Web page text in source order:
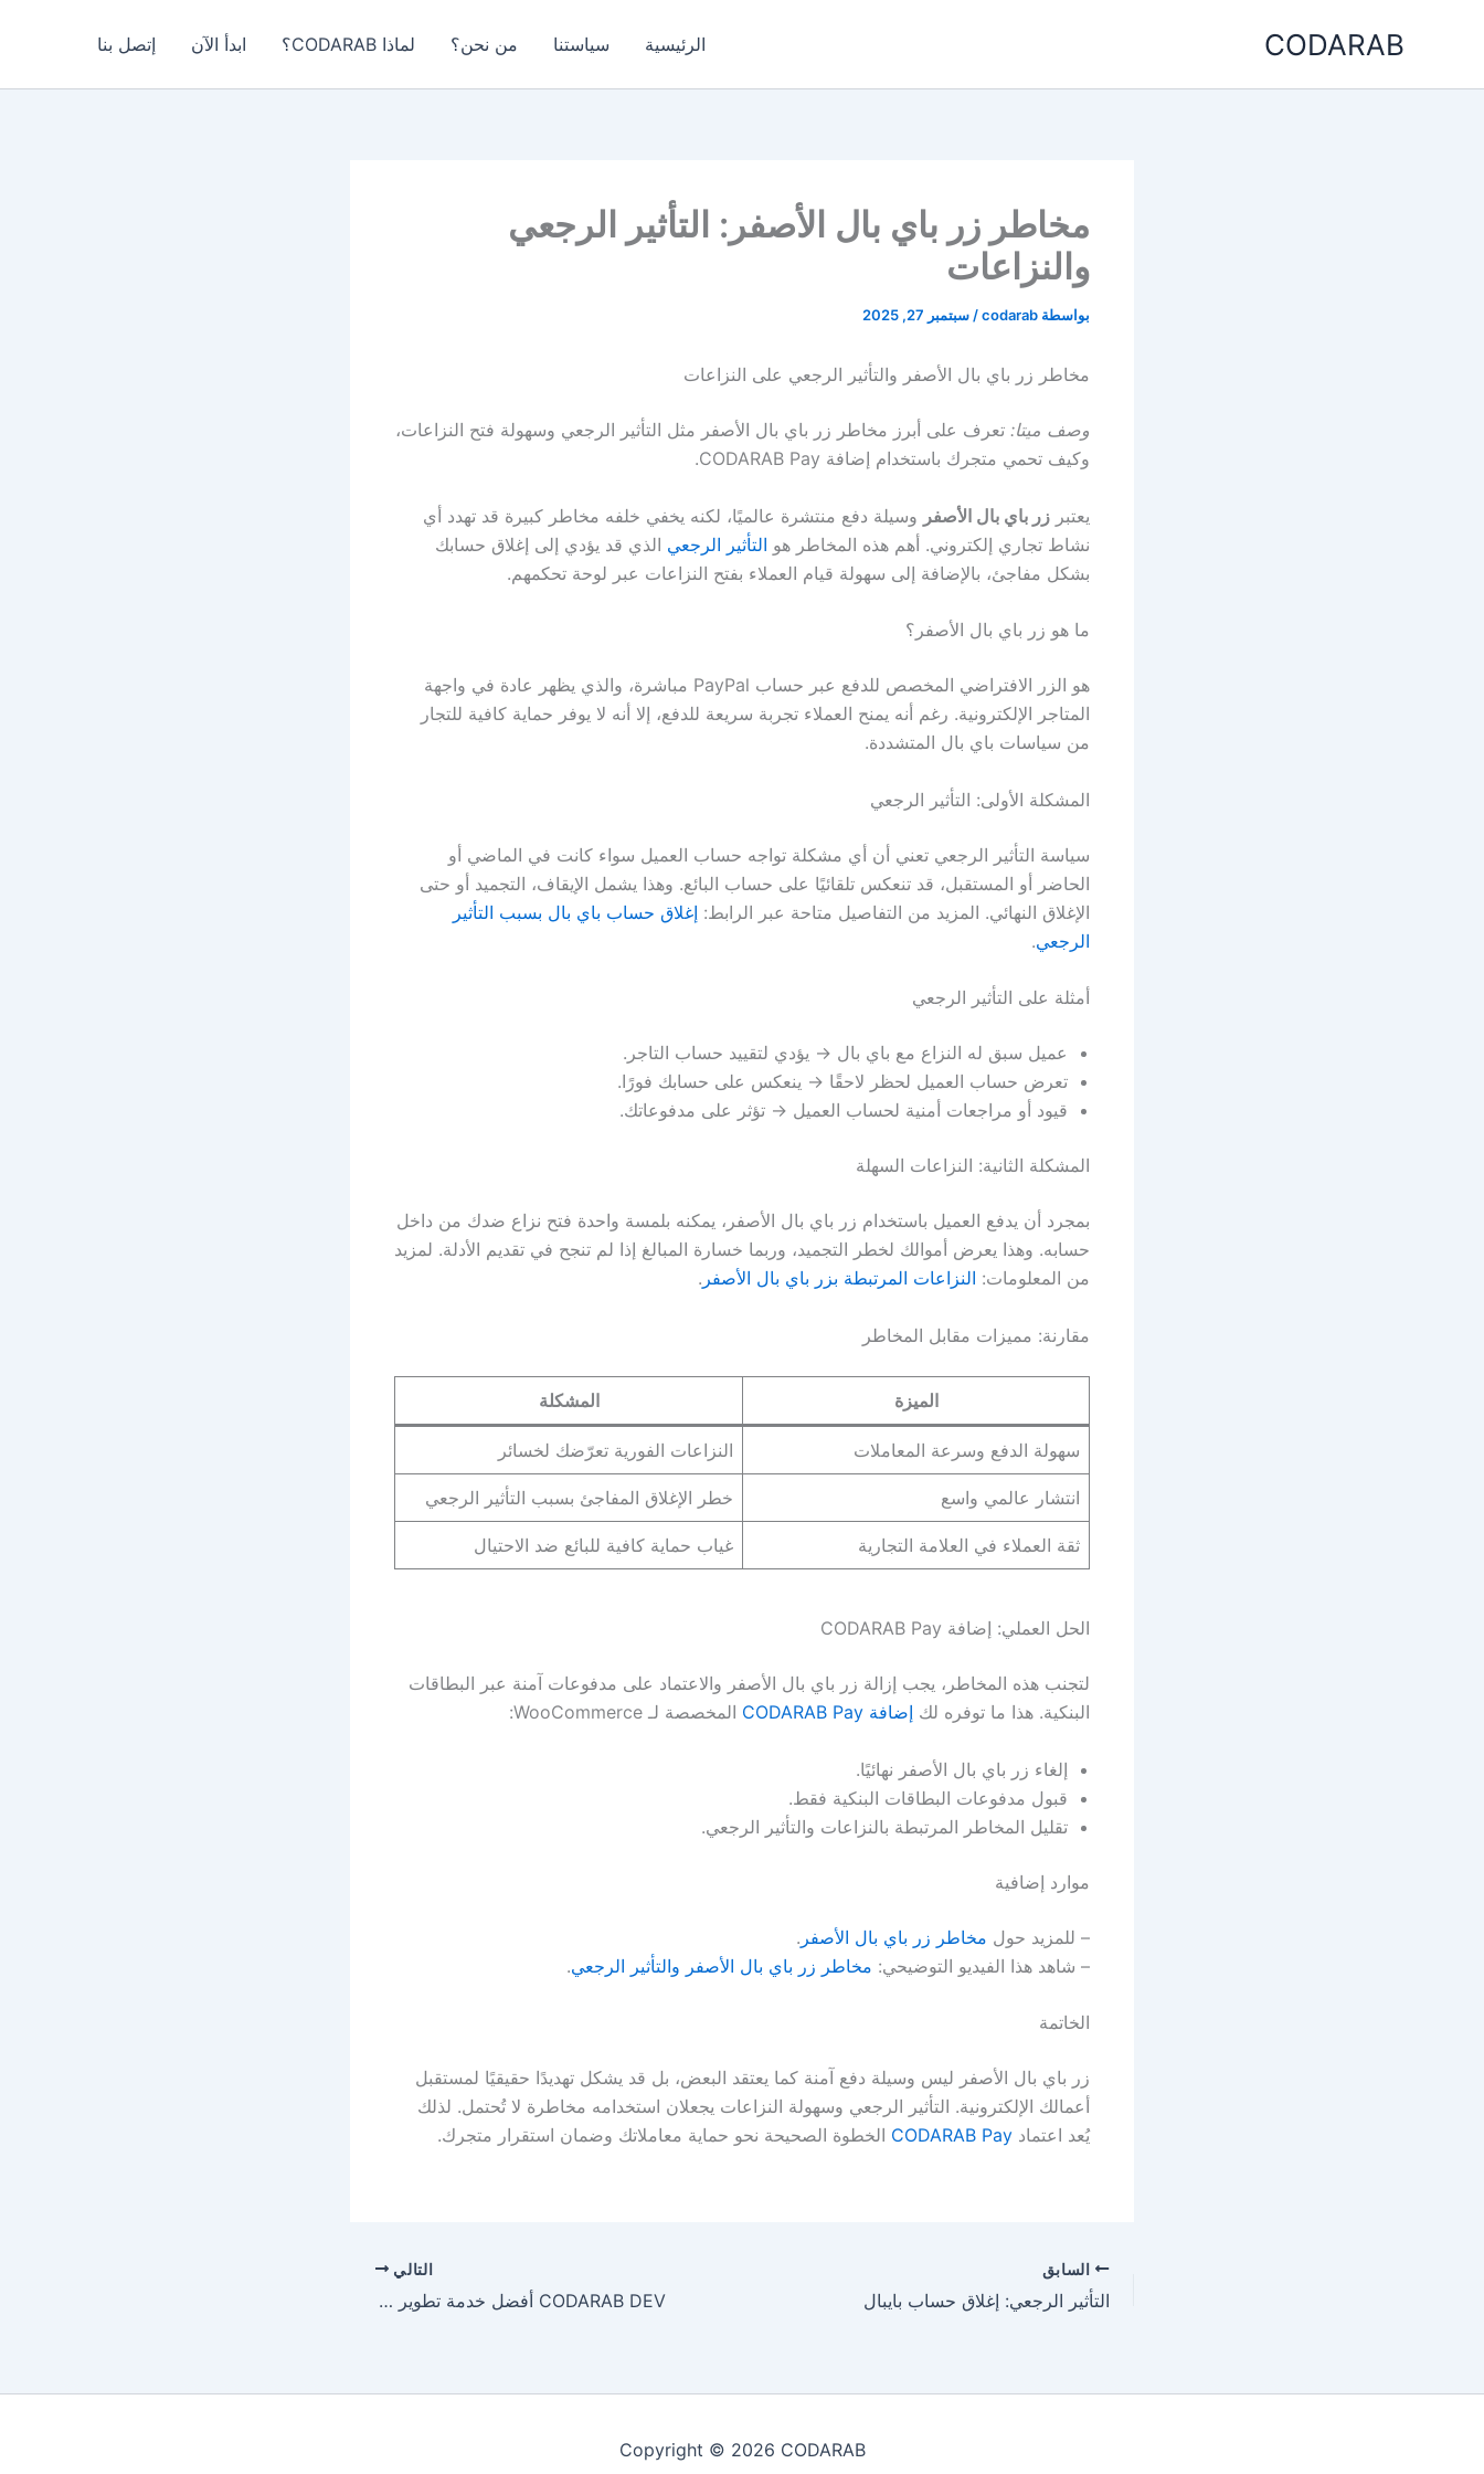
CODARAB الرئيسية سياستنا من نحن؟ لماذا CODARAB؟ ابدأ الآن إتصل بنا
مخاطر زر باي بال الأصفر: التأثير الرجعي
والنزاعات
بواسطة codarab
/ سبتمبر 27, 2025
مخاطر زر باي بال الأصفر والتأثير الرجعي على النزاعات
وصف ميتا: تعرف على أبرز مخاطر زر باي بال الأصفر مثل التأثير الرجعي وسهولة فتح النزاعات،
وكيف تحمي متجرك باستخدام إضافة CODARAB Pay.
يعتبر زر باي بال الأصفر وسيلة دفع منتشرة عالميًا، لكنه يخفي خلفه مخاطر كبيرة قد تهدد أي
نشاط تجاري إلكتروني. أهم هذه المخاطر هو التأثير الرجعي الذي قد يؤدي إلى إغلاق حسابك
بشكل مفاجئ، بالإضافة إلى سهولة قيام العملاء بفتح النزاعات عبر لوحة تحكمهم.
ما هو زر باي بال الأصفر؟
هو الزر الافتراضي المخصص للدفع عبر حساب PayPal مباشرة، والذي يظهر عادة في واجهة
المتاجر الإلكترونية. رغم أنه يمنح العملاء تجربة سريعة للدفع، إلا أنه لا يوفر حماية كافية للتجار
من سياسات باي بال المتشددة.
المشكلة الأولى: التأثير الرجعي
سياسة التأثير الرجعي تعني أن أي مشكلة تواجه حساب العميل سواء كانت في الماضي أو
الحاضر أو المستقبل، قد تنعكس تلقائيًا على حساب البائع. وهذا يشمل الإيقاف، التجميد أو حتى
الإغلاق النهائي. المزيد من التفاصيل متاحة عبر الرابط: إغلاق حساب باي بال بسبب التأثير
الرجعي.
أمثلة على التأثير الرجعي
عميل سبق له النزاع مع باي بال → يؤدي لتقييد حساب التاجر.
تعرض حساب العميل لحظر لاحقًا → ينعكس على حسابك فورًا.
قيود أو مراجعات أمنية لحساب العميل → تؤثر على مدفوعاتك.
المشكلة الثانية: النزاعات السهلة
بمجرد أن يدفع العميل باستخدام زر باي بال الأصفر، يمكنه بلمسة واحدة فتح نزاع ضدك من داخل
حسابه. وهذا يعرض أموالك لخطر التجميد، وربما خسارة المبالغ إذا لم تنجح في تقديم الأدلة. لمزيد
من المعلومات: النزاعات المرتبطة بزر باي بال الأصفر .
مقارنة: مميزات مقابل المخاطر
الميزة المشكلة
سهولة الدفع وسرعة المعاملات النزاعات الفورية تعرّضك لخسائر
انتشار عالمي واسع خطر الإغلاق المفاجئ بسبب التأثير الرجعي
ثقة العملاء في العلامة التجارية غياب حماية كافية للبائع ضد الاحتيال
الحل العملي: إضافة CODARAB Pay
لتجنب هذه المخاطر، يجب إزالة زر باي بال الأصفر والاعتماد على مدفوعات آمنة عبر البطاقات
البنكية. هذا ما توفره لك إضافة CODARAB Pay المخصصة لـ WooCommerce:
إلغاء زر باي بال الأصفر نهائيًا.
قبول مدفوعات البطاقات البنكية فقط.
تقليل المخاطر المرتبطة بالنزاعات والتأثير الرجعي.
موارد إضافية
– للمزيد حول مخاطر زر باي بال الأصفر .
– شاهد هذا الفيديو التوضيحي: مخاطر زر باي بال الأصفر والتأثير الرجعي.
الخاتمة
زر باي بال الأصفر ليس وسيلة دفع آمنة كما يعتقد البعض، بل قد يشكل تهديدًا حقيقيًا لمستقبل
أعمالك الإلكترونية. التأثير الرجعي وسهولة النزاعات يجعلان استخدامه مخاطرة لا تُحتمل. لذلك
يُعد اعتماد CODARAB Pay الخطوة الصحيحة نحو حماية معاملاتك وضمان استقرار متجرك.
السابق
التأثير الرجعي: إغلاق حساب بايبال
التالي
CODARAB DEV أفضل خدمة تطوير مواقع الخليج
Copyright © 2026 CODARAB